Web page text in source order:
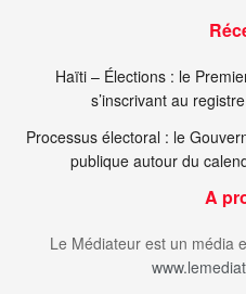
Haïti – Élections : le
s’inscrivant au
Processus électoral : le
publique autour du
A
Le Médiateur est un média